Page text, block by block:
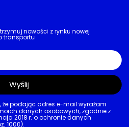
nowości z rynku nowej
transportu
że podając adres e-mail wyrażam
danych osobowych, zgodnie z
2018 r. o ochronie danych
1000).
Wyślij